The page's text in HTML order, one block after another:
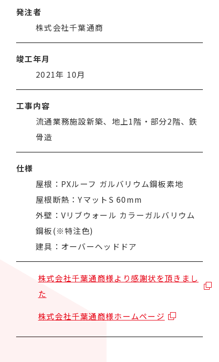
発注者
株式会社千葉通商
竣工年月
2021年 10月
工事内容
流通業務施設新築、地上1階・部分2階、鉄
骨造
仕様
屋根：PXルーフ ガルバリウム鋼板素地
屋根断熱：YマットS 60mm
外壁：Vリブウォール カラーガルバリウム
鋼板(※特注色)
建具：オーバーヘッドドア
株式会社千葉通商様より感謝状を頂きまし
た
株式会社千葉通商様ホームページ